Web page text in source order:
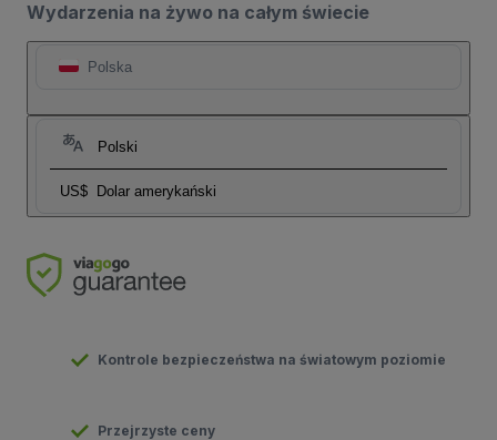
Wydarzenia na żywo na całym świecie
Polska
Polski
US$ Dolar amerykański
Kontrole bezpieczeństwa na światowym poziomie
Przejrzyste ceny